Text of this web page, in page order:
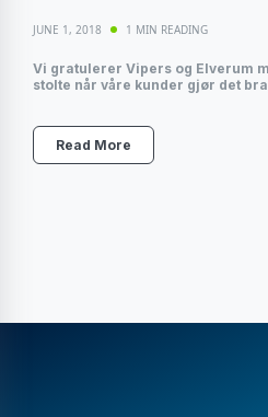
JUNE 1, 2018 1 MIN READING
Vi gratulerer Vipers og Elverum
stolte når våre kunder gjør det
Read More